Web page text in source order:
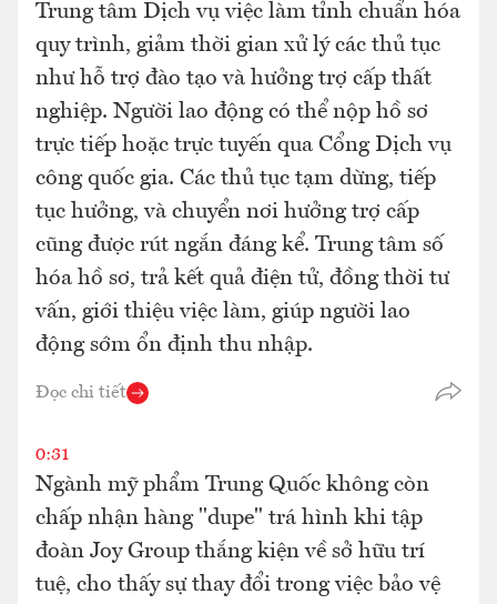
Trung tâm Dịch vụ việc làm tỉnh chuẩn hóa
quy trình, giảm thời gian xử lý các thủ tục
như hỗ trợ đào tạo và hưởng trợ cấp thất
nghiệp. Người lao động có thể nộp hồ sơ
trực tiếp hoặc trực tuyến qua Cổng Dịch vụ
công quốc gia. Các thủ tục tạm dừng, tiếp
tục hưởng, và chuyển nơi hưởng trợ cấp
cũng được rút ngắn đáng kể. Trung tâm số
hóa hồ sơ, trả kết quả điện tử, đồng thời tư
vấn, giới thiệu việc làm, giúp người lao
động sớm ổn định thu nhập.
Đọc chi tiết
0:31
Ngành mỹ phẩm Trung Quốc không còn
chấp nhận hàng "dupe" trá hình khi tập
đoàn Joy Group thắng kiện về sở hữu trí
tuệ, cho thấy sự thay đổi trong việc bảo vệ